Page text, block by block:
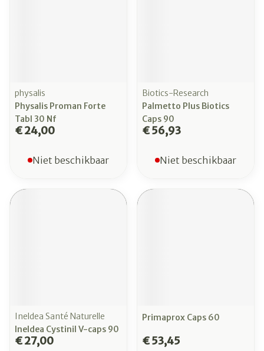
physalis
Physalis Proman Forte
Tabl 30 Nf
€ 24,00
Niet beschikbaar
Biotics-Research
Palmetto Plus Biotics
Caps 90
€ 56,93
Niet beschikbaar
Ineldea Santé Naturelle
Ineldea Cystinil V-caps 90
€ 27,00
Primaprox Caps 60
€ 53,45